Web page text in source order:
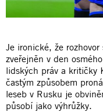
Je ironické, že
zveřejněn v den
lidských práv a kritičky
častým způsobem
leseb v Rusku je
působí jako výhrůžky.